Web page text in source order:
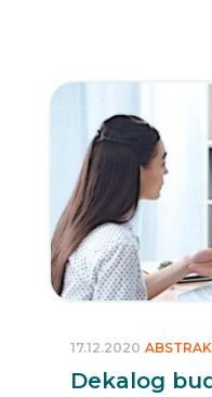
Dekalog
17.12.2020